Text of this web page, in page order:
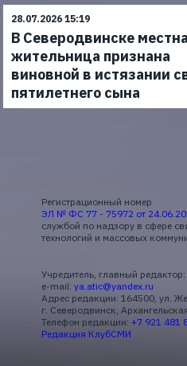
28.07.2026 15:19
В Северодвинске
жительница признана
виновной в истязании
пятилетнего сына
Регистрационный номер
ЭЛ № ФС 77 - 75972 от
службой по надзору в сфере
технологий и массовых
Учредитель, главный
e-mail:ya.atic@yandex.ru
Адрес редакции: 164500, ул.
г. Северодвинск,
Телефон редакции:+7 921 481
Редакция КлубСМИ